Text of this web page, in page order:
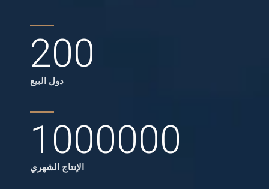
200
دول البيع
1000000
الإنتاج الشهري